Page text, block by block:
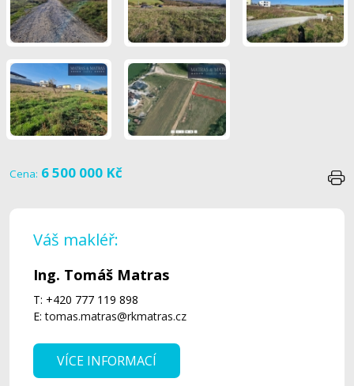
Cena: 6 500 000 Kč
Váš makléř:
Ing. Tomáš Matras
T: +420 777 119 898
E:tomas.matras@rkmatras.cz
VÍCE INFORMACÍ